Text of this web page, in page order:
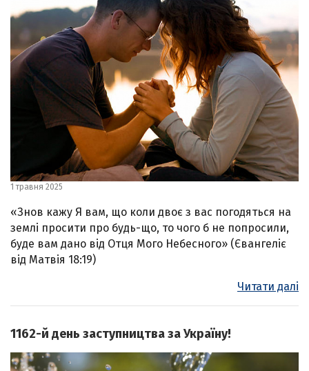
1 травня 2025
«Знов кажу Я вам, що коли двоє з вас погодяться на
землі просити про будь-що, то чого б не попросили,
буде вам дано від Отця Мого Небесного» (Євангеліє
від Матвія 18:19)
Читати далі
1162-й день заступництва за Україну!